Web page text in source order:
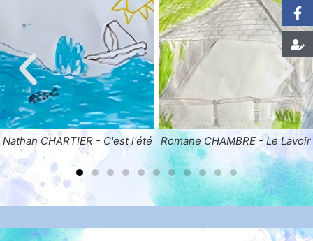
l'été Romane CHAMBRE - Le Lavoir
Zoé CHAMBRE - Vue
l'église